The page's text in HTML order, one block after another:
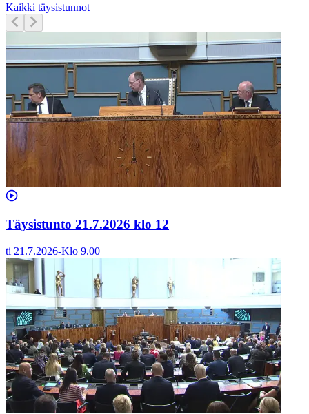
Kaikki täysistunnot
Täysistunto 21.7.2026 klo 12
ti 21.7.2026-Klo 9.00